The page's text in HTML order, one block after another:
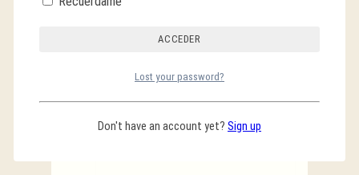
Vela de Cristal
Lost your password?
Don't have an account yet? Sign up